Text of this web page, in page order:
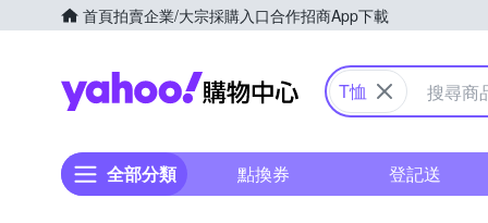
首頁拍賣企業/大宗採購入口合作招商App下載
Yahoo購物中心
T恤
全部分類 點換券 登記送